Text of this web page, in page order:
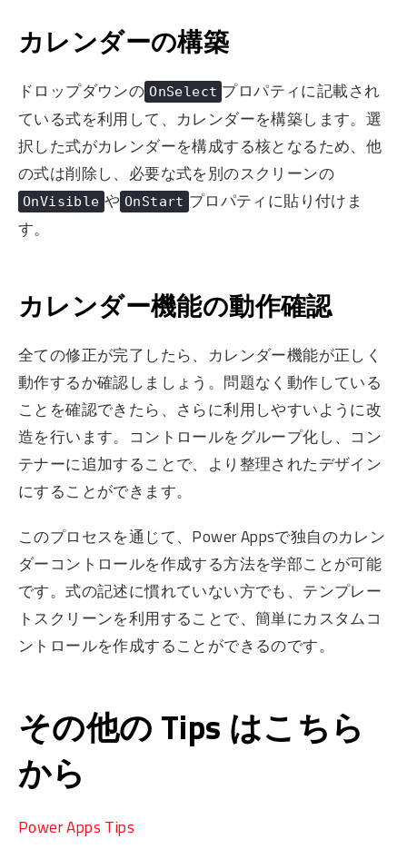
カレンダーの構築
ドロップダウンの OnSelect プロパティに記載され
ている式を利用して、カレンダーを構築します。選
択した式がカレンダーを構成する核となるため、他
の式は削除し、必要な式を別のスクリーンの
OnVisible や OnStart プロパティに貼り付けま
す。
カレンダー機能の動作確認
全ての修正が完了したら、カレンダー機能が正しく
動作するか確認しましょう。問題なく動作している
ことを確認できたら、さらに利用しやすいように改
造を行います。コントロールをグループ化し、コン
テナーに追加することで、より整理されたデザイン
にすることができます。
このプロセスを通じて、Power Appsで独自のカレン
ダーコントロールを作成する方法を学部ことが可能
です。式の記述に慣れていない方でも、テンプレー
トスクリーンを利用することで、簡単にカスタムコ
ントロールを作成することができるのです。
その他の Tips はこちら
から
Power Apps Tips